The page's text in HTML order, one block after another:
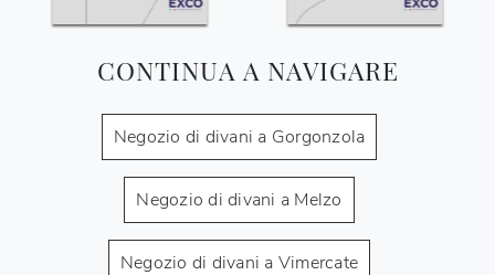
CONTINUA A NAVIGARE
Negozio di divani a Gorgonzola
Negozio di divani a Melzo
Negozio di divani a Vimercate